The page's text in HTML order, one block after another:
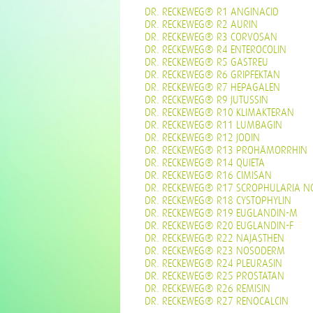
DR. RECKEWEG® R1 ANGINACID
DR. RECKEWEG® R2 AURIN
DR. RECKEWEG® R3 CORVOSAN
DR. RECKEWEG® R4 ENTEROCOLIN
DR. RECKEWEG® R5 GASTREU
DR. RECKEWEG® R6 GRIPFEKTAN
DR. RECKEWEG® R7 HEPAGALEN
DR. RECKEWEG® R9 JUTUSSIN
DR. RECKEWEG® R10 KLIMAKTERAN
DR. RECKEWEG® R11 LUMBAGIN
DR. RECKEWEG® R12 JODIN
DR. RECKEWEG® R13 PROHÄMORRHIN
DR. RECKEWEG® R14 QUIETA
DR. RECKEWEG® R16 CIMISAN
DR. RECKEWEG® R17 SCROPHULARIA
DR. RECKEWEG® R18 CYSTOPHYLIN
DR. RECKEWEG® R19 EUGLANDIN-M
DR. RECKEWEG® R20 EUGLANDIN-F
DR. RECKEWEG® R22 NAJASTHEN
DR. RECKEWEG® R23 NOSODERM
DR. RECKEWEG® R24 PLEURASIN
DR. RECKEWEG® R25 PROSTATAN
DR. RECKEWEG® R26 REMISIN
DR. RECKEWEG® R27 RENOCALCIN